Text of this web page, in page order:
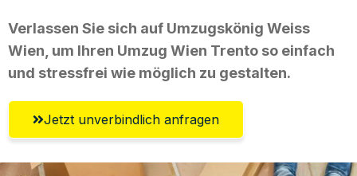
Verlassen Sie sich auf Umzugskönig Weiss
Wien, um Ihren Umzug Wien Trento so einfach
und stressfrei wie möglich zu gestalten.
Jetzt unverbindlich anfragen